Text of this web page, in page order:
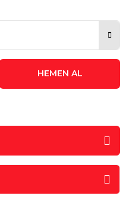
HEMEN AL